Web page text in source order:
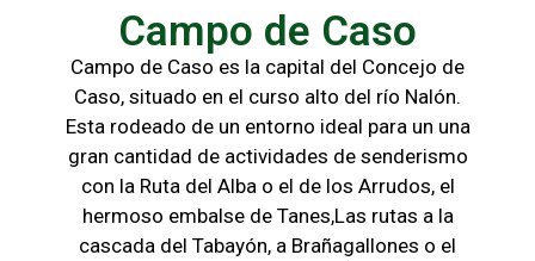
Campo de Caso
Campo de Caso es la capital del Concejo de
Caso, situado en el curso alto del río Nalón.
Esta rodeado de un entorno ideal para un una
gran cantidad de actividades de senderismo
con la Ruta del Alba o el de los Arrudos, el
hermoso embalse de Tanes,Las rutas a la
cascada del Tabayón, a Brañagallones o el